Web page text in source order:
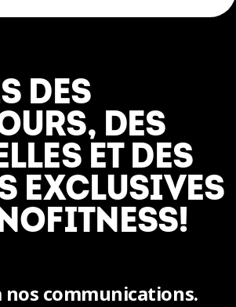
DES
DES
ET DES
EXCLUSIVES
communications.